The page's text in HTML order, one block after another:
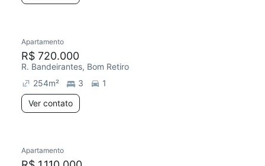
Apartamento
R$ 720.000
R. Bandeirantes, Bom Retiro
254m² 3
1
Ver contato
Apartamento